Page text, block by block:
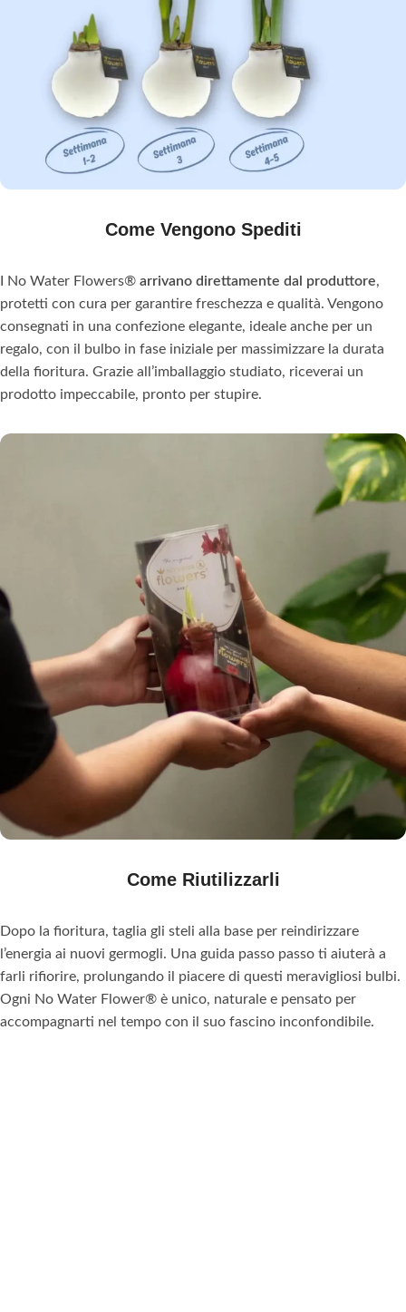
Come Vengono Spediti
I No Water Flowers® arrivano direttamente dal produttore,
protetti con cura per garantire freschezza e qualità. Vengono
consegnati in una confezione elegante, ideale anche per un
regalo, con il bulbo in fase iniziale per massimizzare la durata
della fioritura. Grazie all’imballaggio studiato, riceverai un
prodotto impeccabile, pronto per stupire.
Come Riutilizzarli
Dopo la fioritura, taglia gli steli alla base per reindirizzare
l’energia ai nuovi germogli. Una guida passo passo ti aiuterà a
farli rifiorire, prolungando il piacere di questi meravigliosi bulbi.
Ogni No Water Flower® è unico, naturale e pensato per
accompagnarti nel tempo con il suo fascino inconfondibile.